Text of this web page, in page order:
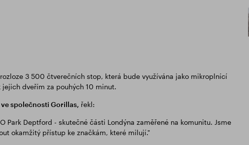
3 500 čtverečních stop, která bude využívána jako mikroplnící
dveřím za pouhých 10 minut.
společnosti Gorillas, řekl:
Park Deptford - skutečné části Londýna zaměřené na komunitu. Jsme
okamžitý přístup ke značkám, které milují."